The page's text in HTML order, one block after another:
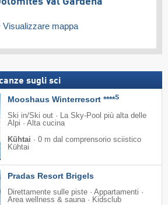
Visualizzare mappa
sugli sci
Mooshaus Winterresort ****S
Ski in/Ski out · La Sky-Pool più alta delle
Alpi · Alta cucina
Kühtai · 0 m dal comprensorio sciistico
Kühtai
Pradas Resort Brigels
Direttamente sulle piste · Appartamenti ·
Area wellness & sauna · Kidsclub